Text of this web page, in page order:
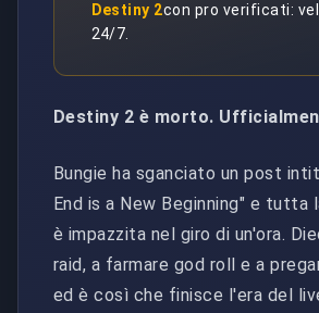
Destiny 2con pro verificati:
24/7.
Destiny 2 è morto.
Bungie ha sganciato un post
End is a New Beginning" e tutta
è impazzita nel giro di un'ora.
raid, a farmare god roll e a
ed è così che finisce l'era del